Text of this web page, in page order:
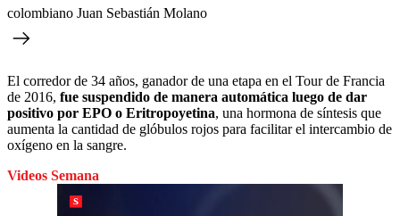
colombiano Juan Sebastián Molano
El corredor de 34 años, ganador de una etapa en el Tour de Francia
de 2016, fue suspendido de manera automática luego de dar
positivo por EPO o Eritropoyetina, una hormona de síntesis que
aumenta la cantidad de glóbulos rojos para facilitar el intercambio de
oxígeno en la sangre.
Videos Semana